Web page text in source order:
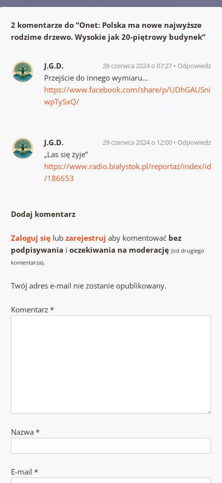
2 komentarze do “Onet: Polska ma nowe najwyższe
rodzime drzewo. Wysokie jak 20-piętrowy budynek”
J.G.D. 28 czerwca 2024 o 07:27 Odpowiedz
Przejście do innego wymiaru…
https://www.facebook.com/share/p/UDhGAUSni
wpTySxQ/
J.G.D. 29 czerwca 2024 o 12:00 Odpowiedz
„Las się żyje”
https://www.radio.bialystok.pl/reportaz/index/id
/186653
Dodaj komentarz
Zaloguj sięlub zarejestruj aby komentować bez
podpisywania i oczekiwania na moderację (od drugiego
komentarza).
Twój adres e-mail nie zostanie opublikowany.
Komentarz *
Nazwa *
E-mail *